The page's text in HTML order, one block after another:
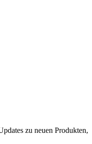
zu neuen Produkten,